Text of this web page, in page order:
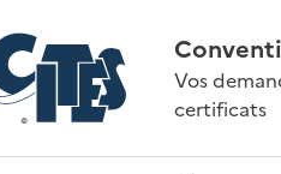
Vos
certificats